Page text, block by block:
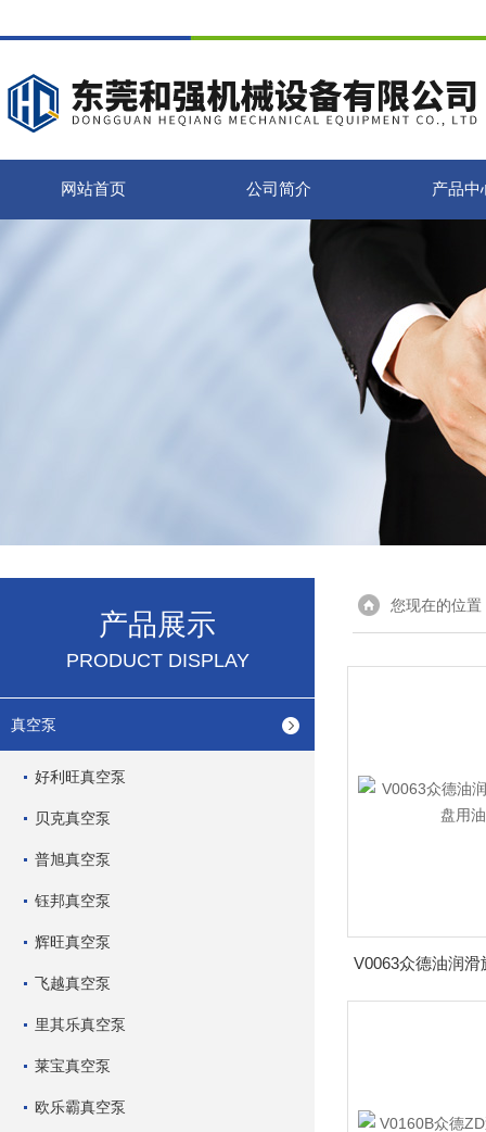
网站首页 公司简介 产品中
产品展示
PRODUCT DISPLAY
真空泵
好利旺真空泵
贝克真空泵
普旭真空泵
钰邦真空泵
辉旺真空泵
飞越真空泵
里其乐真空泵
莱宝真空泵
欧乐霸真空泵
您现在的位置